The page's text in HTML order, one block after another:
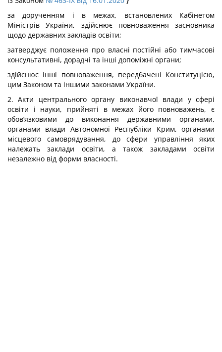
за дорученням і в межах, встановлених Кабінетом
Міністрів України, здійснює повноваження засновника
щодо державних закладів освіти;
затверджує положення про власні постійні або тимчасові
консультативні, дорадчі та інші допоміжні органи;
здійснює інші повноваження, передбачені Конституцією,
цим Законом та іншими законами України.
2. Акти центрального органу виконавчої влади у сфері
освіти і науки, прийняті в межах його повноважень, є
обов’язковими до виконання державними органами,
органами влади Автономної Республіки Крим, органами
місцевого самоврядування, до сфери управління яких
належать заклади освіти, а також закладами освіти
незалежно від форми власності.